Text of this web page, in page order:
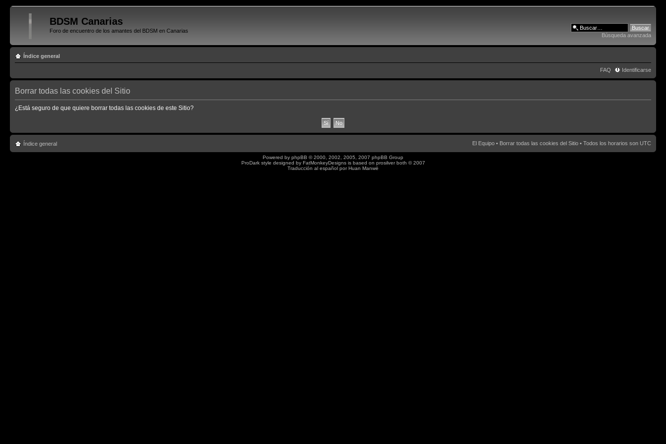
BDSM Canarias
Foro de encuentro de los amantes del BDSM en Canarias
Búsqueda avanzada
Índice general
FAQ Identificarse
Borrar todas las cookies del Sitio
¿Está seguro de que quiere borrar todas las cookies de este Sitio?
Índice general El Equipo • Borrar todas las cookies del Sitio • Todos los horarios son UTC
Powered by phpBB © 2000, 2002, 2005, 2007 phpBB Group
ProDark style designed by FatMonkeyDesignsis based on prosilverboth © 2007
Traducción al español porHuan Manwë